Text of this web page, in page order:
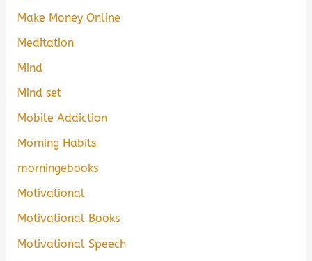
Make Money Online
Meditation
Mind
Mind set
Mobile Addiction
Morning Habits
morningebooks
Motivational
Motivational Books
Motivational Speech